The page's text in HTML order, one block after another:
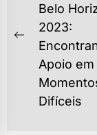
POST
Previous
post:
Belo
2023:
Apoio em
Difíceis